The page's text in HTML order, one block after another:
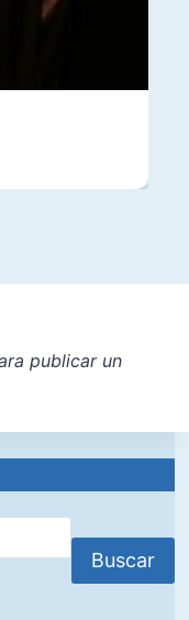
publicar un
Buscar